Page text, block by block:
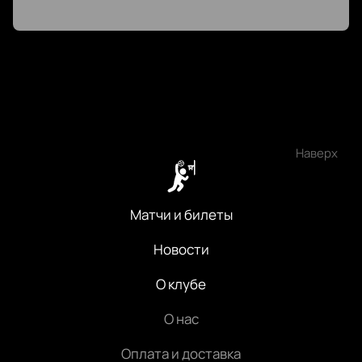
Для VIP-клиентов доступны ложи с
Если у вас есть вопросы или нужна помощь с
выбором билетов, звоните по номеру телефона,
указанному на сайте.
Наверх
Матчи и билеты
Новости
О клубе
О нас
Оплата и доставка